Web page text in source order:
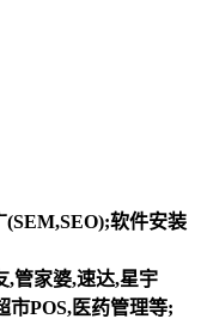
软件安装
,管家婆,速达,星宇
市POS,医药管理等;